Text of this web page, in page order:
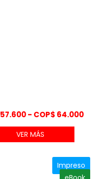
57.600- COP$ 64.000
VER MÁS
Impreso